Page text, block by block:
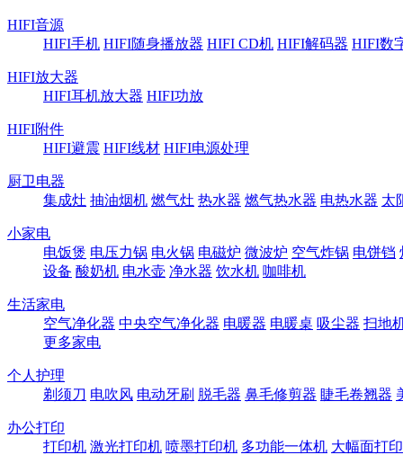
HIFI音源
HIFI手机 HIFI随身播放器 HIFI CD机 HIFI解码器 HIFI数
HIFI放大器
HIFI耳机放大器 HIFI功放
HIFI附件
HIFI避震 HIFI线材 HIFI电源处理
厨卫电器
集成灶 抽油烟机 燃气灶 热水器 燃气热水器 电热水器 太
小家电
电饭煲 电压力锅 电火锅 电磁炉 微波炉 空气炸锅 电饼铛
设备 酸奶机 电水壶 净水器 饮水机 咖啡机
生活家电
空气净化器 中央空气净化器 电暖器 电暖桌 吸尘器 扫地
更多家电
个人护理
剃须刀 电吹风 电动牙刷 脱毛器 鼻毛修剪器 睫毛卷翘器
办公打印
打印机 激光打印机 喷墨打印机 多功能一体机 大幅面打